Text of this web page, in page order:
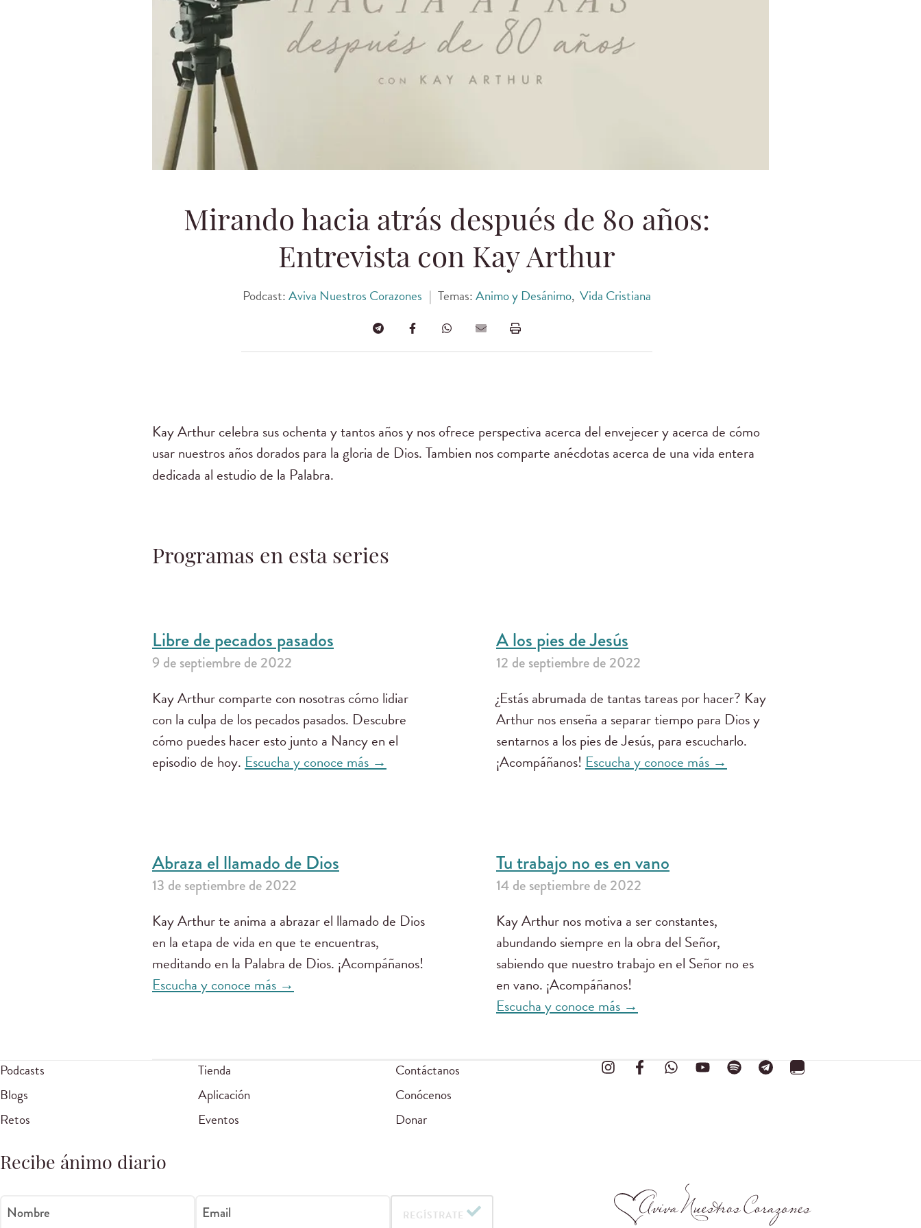
Mirando hacia atrás después de 80 años:
Entrevista con Kay Arthur
Podcast:Aviva Nuestros Corazones | Temas:Animo y Desánimo,Vida Cristiana
Kay Arthur celebra sus ochenta y tantos años y nos ofrece perspectiva acerca del envejecer y acerca de cómo
usar nuestros años dorados para la gloria de Dios. Tambien nos comparte anécdotas acerca de una vida entera
dedicada al estudio de la Palabra.
Programas en esta series
Libre de pecados pasados
9 de septiembre de 2022
Kay Arthur comparte con nosotras cómo lidiar
con la culpa de los pecados pasados. Descubre
cómo puedes hacer esto junto a Nancy en el
episodio de hoy. Escucha y conoce más →
A los pies de Jesús
12 de septiembre de 2022
¿Estás abrumada de tantas tareas por hacer? Kay
Arthur nos enseña a separar tiempo para Dios y
sentarnos a los pies de Jesús, para escucharlo.
¡Acompáñanos! Escucha y conoce más →
Abraza el llamado de Dios
13 de septiembre de 2022
Kay Arthur te anima a abrazar el llamado de Dios
en la etapa de vida en que te encuentras,
meditando en la Palabra de Dios. ¡Acompáñanos!
Escucha y conoce más →
Tu trabajo no es en vano
14 de septiembre de 2022
Kay Arthur nos motiva a ser constantes,
abundando siempre en la obra del Señor,
sabiendo que nuestro trabajo en el Señor no es
en vano. ¡Acompáñanos!
Escucha y conoce más →
Podcasts
Blogs
Retos
Tienda
Aplicación
Eventos
Contáctanos
Conócenos
Donar
Recibe ánimo diario
Nombre Email REGÍSTRATE